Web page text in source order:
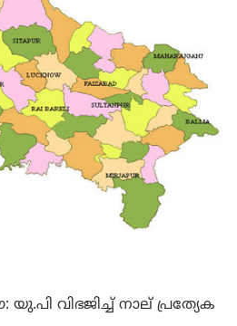
വിഭജിച്ച് നാല് പ്രത്യേക